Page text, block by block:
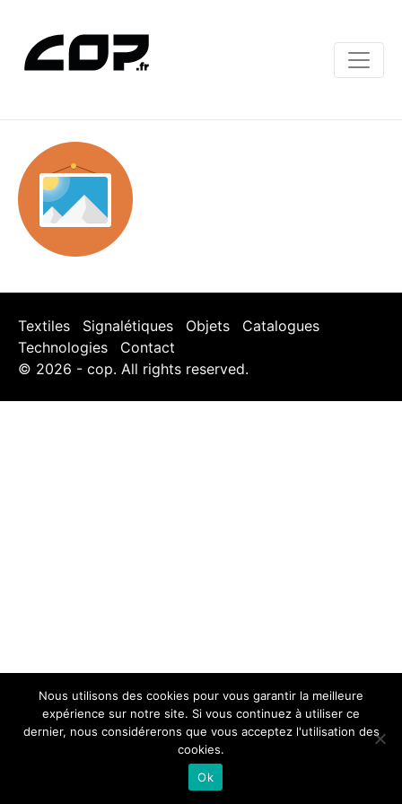
Textiles Signalétiques Objets
Catalogues
Technologies
Contact
© 2026 - cop. All rights reserved.
Nous utilisons des cookies pour vous garantir la meilleure
expérience sur notre site. Si vous continuez à utiliser ce
dernier, nous considérerons que vous acceptez l'utilisation des
cookies.
Ok